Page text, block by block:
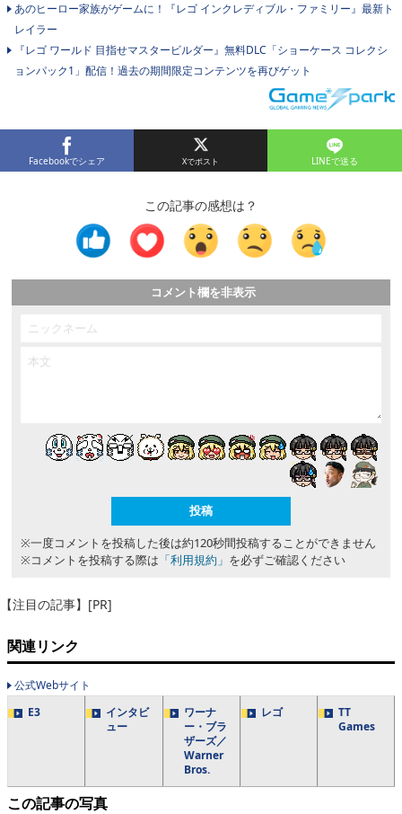
あのヒーロー家族がゲームに！『レゴ インクレディブル・ファミリー』最新ト
レイラー
『レゴ ワールド 目指せマスタービルダー』無料DLC「ショーケース コレクシ
ョンパック1」配信！過去の期間限定コンテンツを再びゲット
Facebookでシェア LINEで送る
この記事の感想は？
コメント欄を非表示
※一度コメントを投稿した後は約120秒間投稿することができません
※コメントを投稿する際は 「利用規約」 を必ずご確認ください
【注目の記事】[PR]
関連リンク
公式Webサイト
E3
インタビ
ュー
ワーナ
ー・ブラ
ザーズ／
Warner
Bros.
レゴ
TT
Games
この記事の写真